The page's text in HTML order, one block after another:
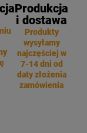
Produkcja
i dostawa
Produkty
wysyłamy
najczęściej w
7-14 dni od
daty złożenia
zamówienia